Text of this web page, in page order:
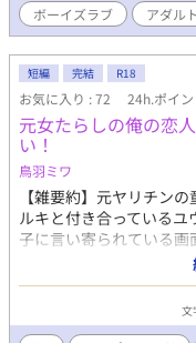
ボーイズラブ
アダルト
短編 完結 R18
お気に入り : 72 24h.ポイ
元女たらしの俺の恋
い！
鳥羽ミワ
【雑要約】元ヤリチン
ルキと付き合っている
子に言い寄られている画
だったハルキが自分ひ
干ひん曲がった愛の感
し。女の子とした方が
を言ってしまう。 当然
文